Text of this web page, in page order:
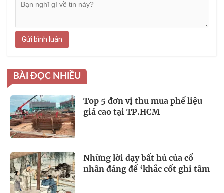
Gửi bình luận
BÀI ĐỌC NHIỀU
Top 5 đơn vị thu mua phế liệu
giá cao tại TP.HCM
Những lời dạy bất hủ của cổ
nhân đáng để ‘khắc cốt ghi tâm